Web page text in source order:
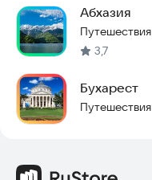
Абхазия
Путешествия
3,7
Бухарест
Путешествия